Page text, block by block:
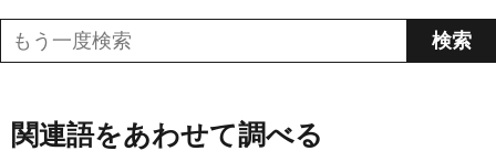
関連語をあわせて調べる